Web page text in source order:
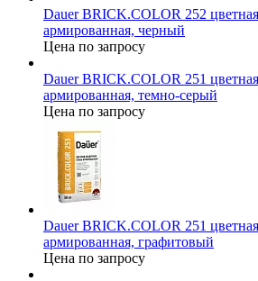
Dauer BRICK.COLOR 252
армированная, черный
Цена по запросу
Dauer BRICK.COLOR 251
армированная, темно-серый
Цена по запросу
Dauer BRICK.COLOR 251
армированная, графитовый
Цена по запросу